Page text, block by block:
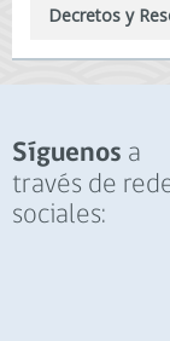
Decretos y
Síguenos a
través de
sociales: